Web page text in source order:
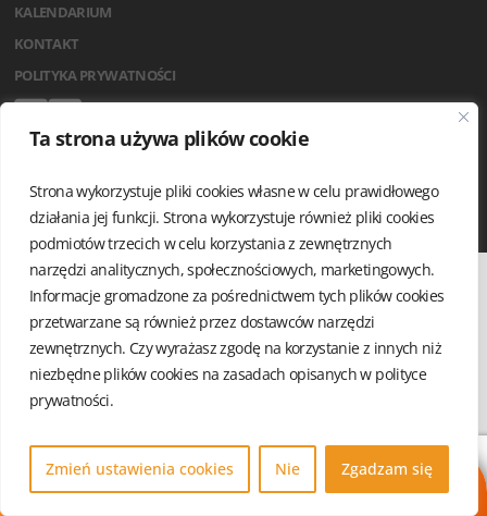
Ta strona używa plików cookie
Strona wykorzystuje pliki cookies własne w celu prawidłowego
działania jej funkcji. Strona wykorzystuje również pliki cookies
podmiotów trzecich w celu korzystania z zewnętrznych
narzędzi analitycznych, społecznościowych, marketingowych.
Informacje gromadzone za pośrednictwem tych plików cookies
przetwarzane są również przez dostawców narzędzi
zewnętrznych. Czy wyrażasz zgodę na korzystanie z innych niż
niezbędne plików cookies na zasadach opisanych w polityce
prywatności.
Zmień ustawienia cookies Nie Zgadzam się
KALENDARIUM
KONTAKT
POLITYKA PRYWATNOŚCI